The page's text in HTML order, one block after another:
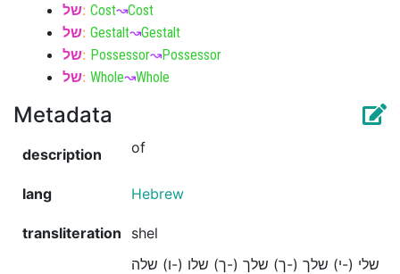
של: Cost↝Cost
של: Gestalt↝Gestalt
של: Possessor↝Possessor
של: Whole↝Whole
Metadata
description of
lang Hebrew
transliteration shel
שלי (-י) שלך (-ך) שלך (-ך) שלו (-ו) שלה